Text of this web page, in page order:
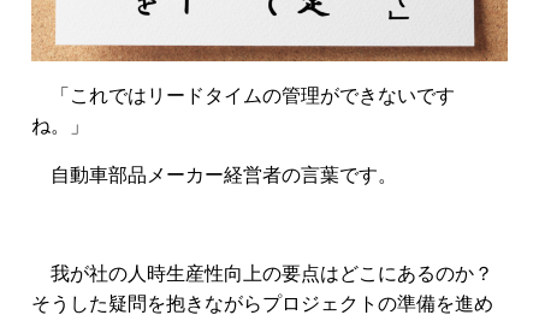
「これではリードタイムの管理ができないです
ね。」
自動車部品メーカー経営者の言葉です。
我が社の人時生産性向上の要点はどこにあるのか？
そうした疑問を抱きながらプロジェクトの準備を進め